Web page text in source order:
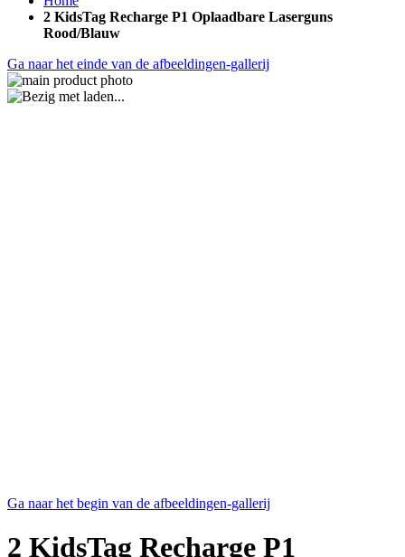
2 KidsTag Recharge P1 Oplaadbare Laserguns
Rood/Blauw
Ga naar het einde van de afbeeldingen-gallerij
Ga naar het begin van de afbeeldingen-gallerij
2 KidsTag Recharge P1